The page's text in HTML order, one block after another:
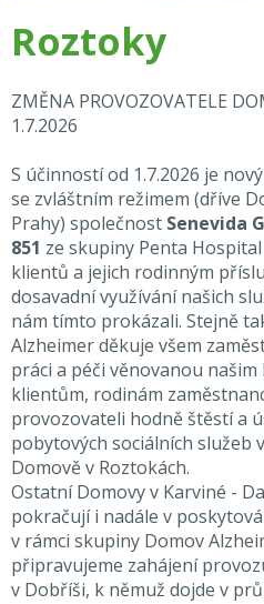
Roztoky
ZMĚNA PROVOZOVATELE
1.7.2026
S účinností od 1.7.2026 je
se zvláštním režimem (dříve
Prahy) společnost Senevida
851 ze skupiny Penta Hospital
klientů a jejich rodinným
dosavadní využívání našich
nám tímto prokázali. Stejně
Alzheimer děkuje všem
práci a péči věnovanou
klientům, rodinám
provozovateli hodně štěstí a
pobytových sociálních služeb
Domově v Roztokách.
Ostatní Domovy v Karviné -
pokračují i nadále v
v rámci skupiny Domov
připravujeme zahájení
v Dobříši, k němuž dojde v